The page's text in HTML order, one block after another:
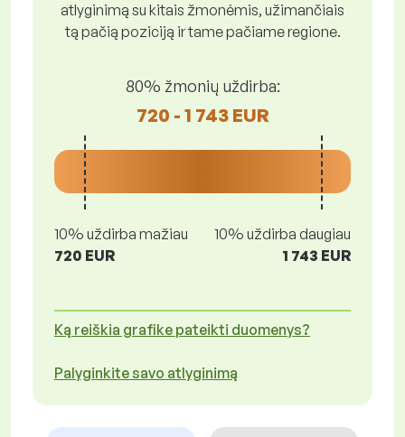
atlyginimą su kitais žmonėmis, užimančiais
tą pačią poziciją ir tame pačiame regione.
80% žmonių uždirba:
720 - 1 743 EUR
10% uždirba mažiau
720 EUR
10% uždirba daugiau
1 743 EUR
Ką reiškia grafike pateikti duomenys?
Palyginkite savo atlyginimą